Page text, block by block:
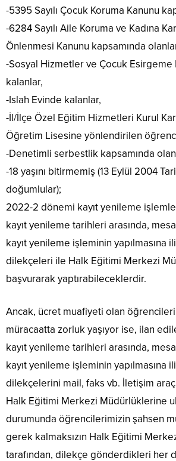
-5395 Sayılı Çocuk Koruma Kanunu
-6284 Sayılı Aile Koruma ve Kadına
Önlenmesi Kanunu kapsamında
-Sosyal Hizmetler ve Çocuk Esirgeme
kalanlar,
-Islah Evinde kalanlar,
-İl/İlçe Özel Eğitim Hizmetleri Kurul
Öğretim Lisesine yönlendirilen
-Denetimli serbestlik kapsamında
-18 yaşını bitirmemiş (13 Eylül 2004
doğumlular);
2022-2 dönemi kayıt yenileme
kayıt yenileme tarihleri arasında,
kayıt yenileme işleminin yapılmasına
dilekçeleri ile Halk Eğitimi Merkezi
başvurarak yaptırabileceklerdir.
Ancak, ücret muafiyeti olan
müracaatta zorluk yaşıyor ise, ilan
kayıt yenileme tarihleri arasında,
kayıt yenileme işleminin yapılmasına
dilekçelerini mail, faks vb. İletişim
Halk Eğitimi Merkezi Müdürlüklerine
durumunda öğrencilerimizin şahsen
gerek kalmaksızın Halk Eğitimi
tarafından, dilekçe gönderdikleri her